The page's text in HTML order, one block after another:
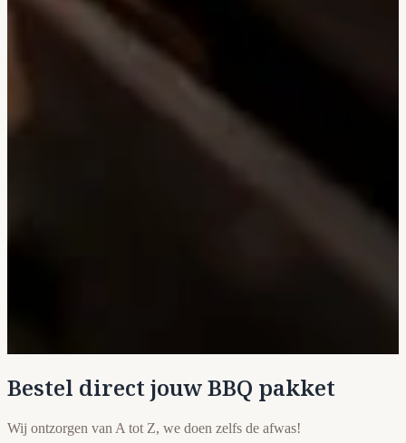
Bestel direct jouw BBQ pakket
Wij ontzorgen van A tot Z, we doen zelfs de afwas!